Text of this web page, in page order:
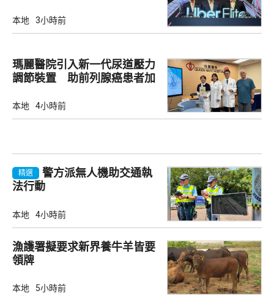
本地 3小時前
瑪麗醫院引入新一代尿道壓力
調節裝置 助前列腺癌患者加
本地 4小時前
精選
警方派無人機助交通執
法行動
本地 4小時前
漁護署擬要求新界養牛羊皆要
領牌
本地 5小時前